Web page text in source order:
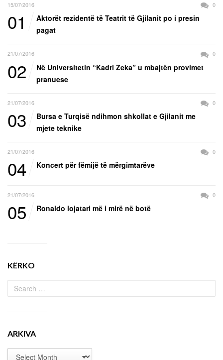
15/07/2016 0
01
Aktorët rezidentë të Teatrit të Gjilanit po i presin
pagat
21/07/2016 0
02
Në Universitetin “Kadri Zeka” u mbajtën provimet
pranuese
21/07/2016 0
03
Bursa e Turqisë ndihmon shkollat e Gjilanit me
mjete teknike
21/07/2016 0
04 Koncert për fëmijë të mërgimtarëve
21/07/2016 0
05 Ronaldo lojatari më i mirë në botë
KËRKO
ARKIVA